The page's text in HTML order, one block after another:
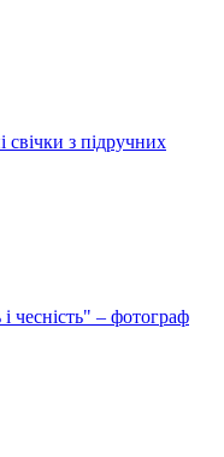
свічки з підручних
чесність" – фотограф